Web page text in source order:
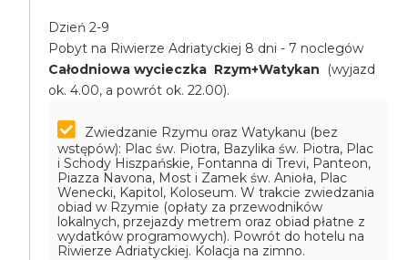
Dzień 2-9
Pobyt na Riwierze Adriatyckiej 8 dni - 7 noclegów
Całodniowa wycieczka Rzym+Watykan (wyjazd
ok. 4.00, a powrót ok. 22.00).
Zwiedzanie Rzymu oraz Watykanu (bez
wstępów): Plac św. Piotra, Bazylika św. Piotra, Plac
i Schody Hiszpańskie, Fontanna di Trevi, Panteon,
Piazza Navona, Most i Zamek św. Anioła, Plac
Wenecki, Kapitol, Koloseum. W trakcie zwiedzania
obiad w Rzymie (opłaty za przewodników
lokalnych, przejazdy metrem oraz obiad płatne z
wydatków programowych). Powrót do hotelu na
Riwierze Adriatyckiej. Kolacja na zimno.